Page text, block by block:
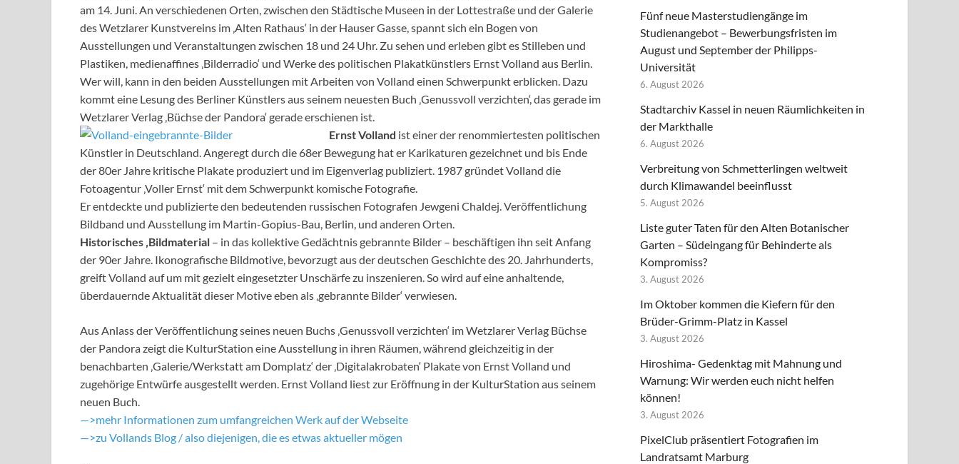
am 14. Juni. An verschiedenen Orten, zwischen den Städtische Museen in der Lottestraße und der Galerie
des Wetzlarer Kunstvereins im ‚Alten Rathaus‘ in der Hauser Gasse, spannt sich ein Bogen von
Ausstellungen und Veranstaltungen zwischen 18 und 24 Uhr. Zu sehen und erleben gibt es Stilleben und
Plastiken, medienaffines ‚Bilderradio‘ und Werke des politischen Plakatkünstlers Ernst Volland aus Berlin.
Wer will, kann in den beiden Ausstellungen mit Arbeiten von Volland einen Schwerpunkt erblicken. Dazu
kommt eine Lesung des Berliner Künstlers aus seinem neuesten Buch ‚Genussvoll verzichten‘, das gerade im
Wetzlarer Verlag ‚Büchse der Pandora‘ gerade erschienen ist.
Ernst Volland ist einer der renommiertesten politischen
Künstler in Deutschland. Angeregt durch die 68er Bewegung hat er Karikaturen gezeichnet und bis Ende
der 80er Jahre kritische Plakate produziert und im Eigenverlag publiziert. 1987 gründet Volland die
Fotoagentur ‚Voller Ernst‘ mit dem Schwerpunkt komische Fotografie.
Er entdeckte und publizierte den bedeutenden russischen Fotografen Jewgeni Chaldej. Veröffentlichung
Bildband und Ausstellung im Martin-Gopius-Bau, Berlin, und anderen Orten.
Historisches ‚Bildmaterial – in das kollektive Gedächtnis gebrannte Bilder – beschäftigen ihn seit Anfang
der 90er Jahre. Ikonografische Bildmotive, bevorzugt aus der deutschen Geschichte des 20. Jahrhunderts,
greift Volland auf um mit gezielt eingesetzter Unschärfe zu inszenieren. So wird auf eine anhaltende,
überdauernde Aktualität dieser Motive eben als ‚gebrannte Bilder‘ verwiesen.
Aus Anlass der Veröffentlichung seines neuen Buchs ‚Genussvoll verzichten‘ im Wetzlarer Verlag Büchse
der Pandora zeigt die KulturStation eine Ausstellung in ihren Räumen, während gleichzeitig in der
benachbarten ‚Galerie/Werkstatt am Domplatz‘ der ‚Digitalakrobaten‘ Plakate von Ernst Volland und
zugehörige Entwürfe ausgestellt werden. Ernst Volland liest zur Eröffnung in der KulturStation aus seinem
neuen Buch.
—>mehr Informationen zum umfangreichen Werk auf der Webseite
—>zu Vollands Blog / also diejenigen, die es etwas aktueller mögen
Fünf neue Masterstudiengänge im
Studienangebot – Bewerbungsfristen im
August und September der Philipps-
Universität
6. August 2026
Stadtarchiv Kassel in neuen Räumlichkeiten in
der Markthalle
6. August 2026
Verbreitung von Schmetterlingen weltweit
durch Klimawandel beeinflusst
5. August 2026
Liste guter Taten für den Alten Botanischer
Garten – Südeingang für Behinderte als
Kompromiss?
3. August 2026
Im Oktober kommen die Kiefern für den
Brüder-Grimm-Platz in Kassel
3. August 2026
Hiroshima- Gedenktag mit Mahnung und
Warnung: Wir werden euch nicht helfen
können!
3. August 2026
PixelClub präsentiert Fotografien im
Landratsamt Marburg